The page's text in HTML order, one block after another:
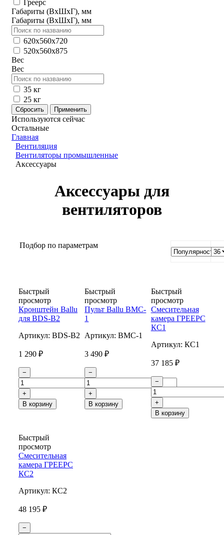
Греерс
Габариты (ВхШхГ), мм
Габариты (ВхШхГ), мм
620x560x720
520x560x875
Вес
Вес
35 кг
25 кг
Используются сейчас
Остальные
Главная
Вентиляция
Вентиляторы промышленные
Аксессуары
Аксессуары для
вентиляторов
Подбор по параметрам
Быстрый
просмотр
Кронштейн Ballu
для BDS-B2
Артикул: BDS-B2
1 290 ₽
−
+
В корзину
Быстрый
просмотр
Пульт Ballu BMC-
1
Артикул:BMC-1
3 490 ₽
−
+
В корзину
Быстрый
просмотр
Смесительная
камера ГРЕЕРС
КС1
Артикул: КС1
37 185 ₽
−
+
В корзину
Быстрый
просмотр
Смесительная
камера ГРЕЕРС
КС2
Артикул: КС2
48 195 ₽
−